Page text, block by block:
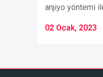
anjiyo yöntemi
02 Ocak, 2023